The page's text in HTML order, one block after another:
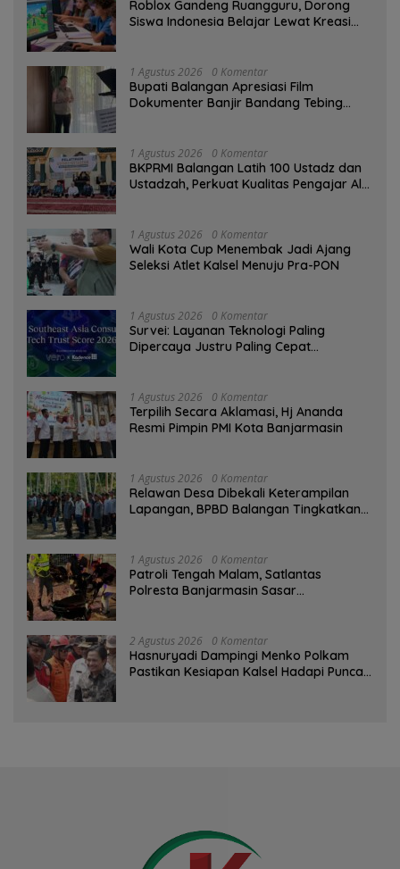
Roblox Gandeng Ruangguru, Dorong
Siswa Indonesia Belajar Lewat Kreasi
1 Agustus 2026 0 Komentar
Bupati Balangan Apresiasi Film
Dokumenter Banjir Bandang Tebing
1 Agustus 2026 0 Komentar
BKPRMI Balangan Latih 100 Ustadz dan
Ustadzah, Perkuat Kualitas Pengajar Al-
1 Agustus 2026 0 Komentar
Wali Kota Cup Menembak Jadi Ajang
Seleksi Atlet Kalsel Menuju Pra-PON
1 Agustus 2026 0 Komentar
Survei: Layanan Teknologi Paling
Dipercaya Justru Paling Cepat
1 Agustus 2026 0 Komentar
‎Terpilih Secara Aklamasi, Hj Ananda
Resmi Pimpin PMI Kota Banjarmasin
1 Agustus 2026 0 Komentar
Relawan Desa Dibekali Keterampilan
Lapangan, BPBD Balangan Tingkatkan
1 Agustus 2026 0 Komentar
Patroli Tengah Malam, Satlantas
Polresta Banjarmasin Sasar
2 Agustus 2026 0 Komentar
Hasnuryadi Dampingi Menko Polkam
Pastikan Kesiapan Kalsel Hadapi Puncak